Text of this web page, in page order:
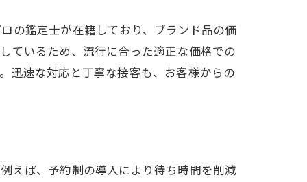
の鑑定士が在籍しており、ブランド品の価
ているため、流行に合った適正な価格での
迅速な対応と丁寧な接客も、お客様からの
えば、予約制の導入により待ち時間を削減